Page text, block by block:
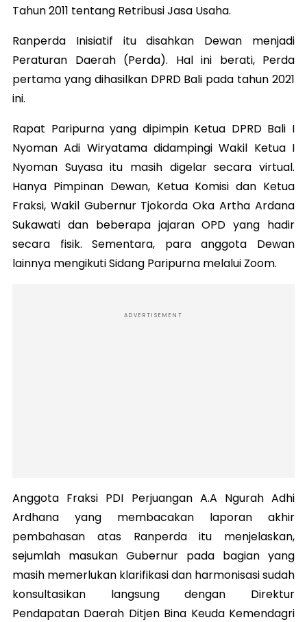
Tahun 2011 tentang Retribusi Jasa Usaha.
Ranperda Inisiatif itu disahkan Dewan menjadi
Peraturan Daerah (Perda). Hal ini berati, Perda
pertama yang dihasilkan DPRD Bali pada tahun 2021
ini.
Rapat Paripurna yang dipimpin Ketua DPRD Bali I
Nyoman Adi Wiryatama didampingi Wakil Ketua I
Nyoman Suyasa itu masih digelar secara virtual.
Hanya Pimpinan Dewan, Ketua Komisi dan Ketua
Fraksi, Wakil Gubernur Tjokorda Oka Artha Ardana
Sukawati dan beberapa jajaran OPD yang hadir
secara fisik. Sementara, para anggota Dewan
lainnya mengikuti Sidang Paripurna melalui Zoom.
ADVERTISEMENT
Anggota Fraksi PDI Perjuangan A.A Ngurah Adhi
Ardhana yang membacakan laporan akhir
pembahasan atas Ranperda itu menjelaskan,
sejumlah masukan Gubernur pada bagian yang
masih memerlukan klarifikasi dan harmonisasi sudah
konsultasikan langsung dengan Direktur
Pendapatan Daerah Ditjen Bina Keuda Kemendagri